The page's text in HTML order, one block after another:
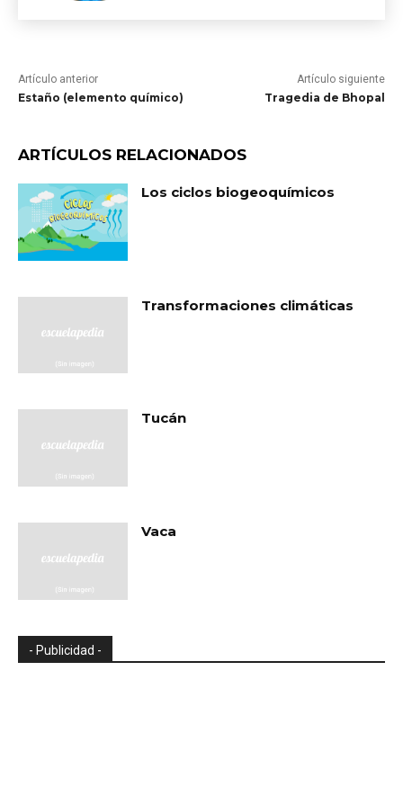
Artículo anterior
Estaño (elemento químico)
Artículo siguiente
Tragedia de Bhopal
ARTÍCULOS RELACIONADOS
Los ciclos biogeoquímicos
Transformaciones climáticas
Tucán
Vaca
- Publicidad -